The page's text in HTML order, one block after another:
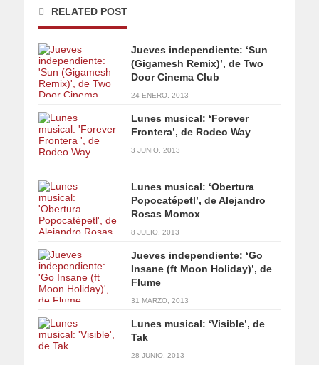
RELATED POST
Jueves independiente: ‘Sun
(Gigamesh Remix)’, de Two
Door Cinema Club
24 ENERO, 2013
Lunes musical: ‘Forever
Frontera’, de Rodeo Way
3 JUNIO, 2013
Lunes musical: ‘Obertura
Popocatépetl’, de Alejandro
Rosas Momox
8 JULIO, 2013
Jueves independiente: ‘Go
Insane (ft Moon Holiday)’, de
Flume
31 MARZO, 2013
Lunes musical: ‘Visible’, de
Tak
28 JUNIO, 2013